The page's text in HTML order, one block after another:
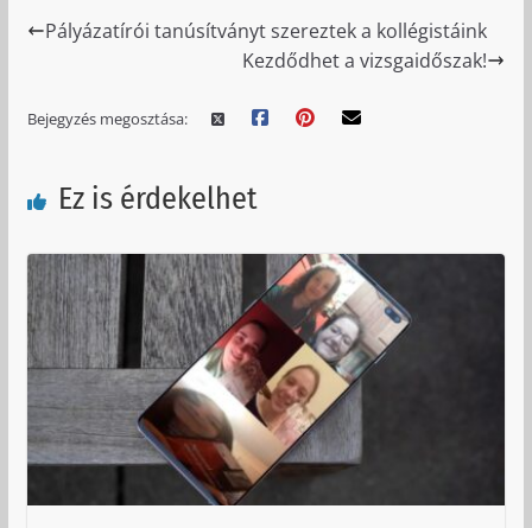
Pályázatírói tanúsítványt szereztek a kollégistáink
Kezdődhet a vizsgaidőszak!
Bejegyzés megosztása:
Ez is érdekelhet